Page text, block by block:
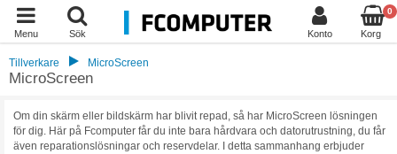
Menu Sök Konto
0
Korg
Tillverkare MicroScreen
MicroScreen
Om din skärm eller bildskärm har blivit repad, så har MicroScreen lösningen
för dig. Här på Fcomputer får du inte bara hårdvara och datorutrustning, du får
även reparationslösningar och reservdelar. I detta sammanhang erbjuder